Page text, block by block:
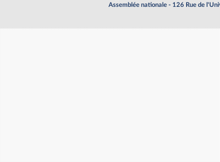
Assemblée nationale - 126 Rue de